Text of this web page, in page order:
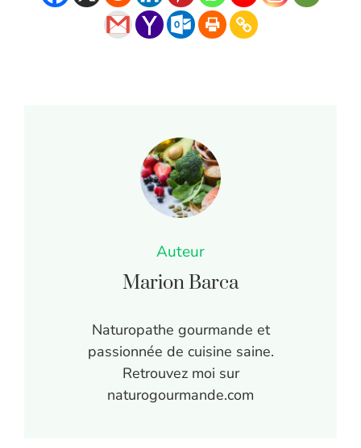
Auteur
Marion Barca
Naturopathe gourmande et
passionnée de cuisine saine.
Retrouvez moi sur
naturogourmande.com